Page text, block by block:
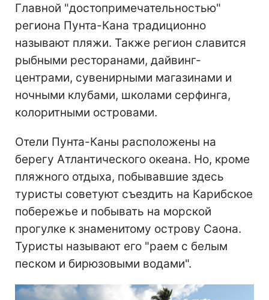
Главной "достопримечательностью"
региона Пунта-Кана традиционно
называют пляжи. Также регион славится
рыбными ресторанами, дайвинг-
центрами, сувенирными магазинами и
ночными клубами, школами серфинга,
колоритными островами.
Отели Пунта-Каны расположены на
берегу Атлантического океана. Но, кроме
пляжного отдыха, побывавшие здесь
туристы советуют съездить на Карибское
побережье и побывать на морской
прогулке к знаменитому острову Саона.
Туристы называют его "раем с белым
песком и бирюзовыми водами".